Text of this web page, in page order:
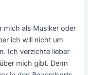
mich als Musiker oder
ich will nicht um
Ich verzichte lieber
mich gibt. Denn